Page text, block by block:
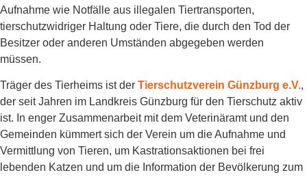
Aufnahme wie Notfälle aus illegalen Tiertransporten,
tierschutzwidriger Haltung oder Tiere, die durch den Tod der
Besitzer oder anderen Umständen abgegeben werden
müssen.
Träger des Tierheims ist der Tierschutzverein Günzburg e.V.,
der seit Jahren im Landkreis Günzburg für den Tierschutz aktiv
ist. In enger Zusammenarbeit mit dem Veterinäramt und den
Gemeinden kümmert sich der Verein um die Aufnahme und
Vermittlung von Tieren, um Kastrationsaktionen bei frei
lebenden Katzen und um die Information der Bevölkerung zum